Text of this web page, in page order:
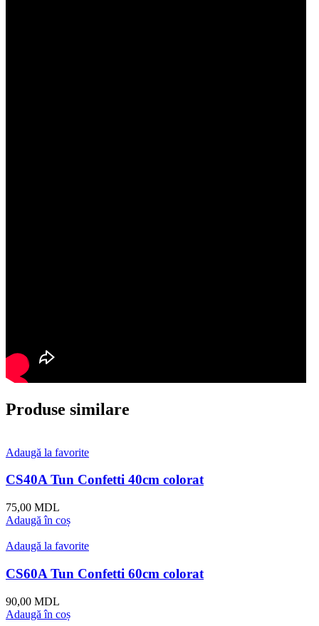
Produse similare
Adaugă la favorite
CS40A Tun Confetti 40cm colorat
75,00 MDL
Adaugă în coș
Adaugă la favorite
CS60A Tun Confetti 60cm colorat
90,00 MDL
Adaugă în coș